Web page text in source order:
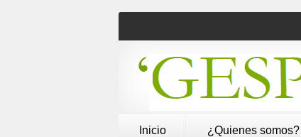
Inicio ¿Quienes somos?